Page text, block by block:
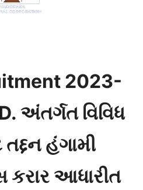
2023-
અંતર્ગત વિવિધ
હંગામી
કરાર આધારીત